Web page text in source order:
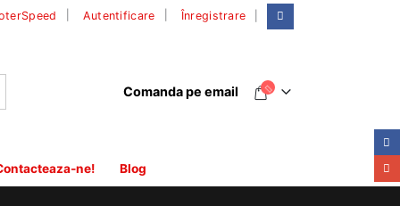
Autentificare Înregistrare
Comanda pe email
ne! Blog